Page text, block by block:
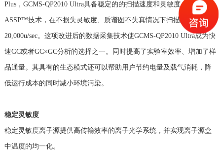
Plus，GCMS-QP2010 Ultra具备稳定的的扫描速度和灵敏度，这得益于
ASSP™技术，在不损失灵敏度、质谱图不失真情况下扫描速度达
20,000u/sec。这项改进后的数据采集技术使GCMS-QP2010 Ultra成为快
速GC或者GC×GC分析的选择之一。同时提高了实验室效率、增加了样
品通量。其具有的生态模式还可以帮助用户节约电量及载气消耗，降
低运行成本的同时减小环境污染。
稳定灵敏度
稳定灵敏度离子源提供高传输效率的离子光学系统，并实现离子源盒
中温度的均一化。